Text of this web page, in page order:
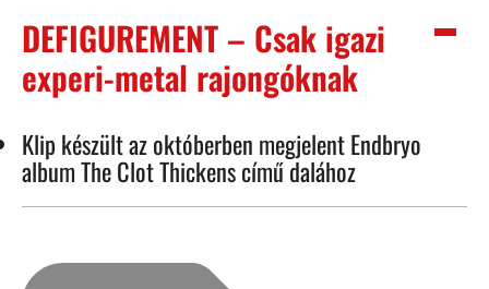
DEFIGUREMENT – Csak igazi
experi-metal rajongóknak
Klip készült az októberben megjelent Endbryo
album The Clot Thickens című dalához